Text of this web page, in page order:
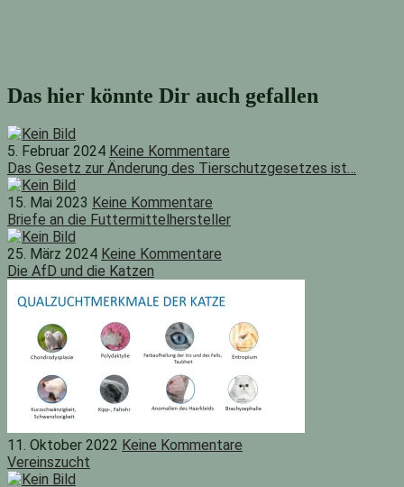
Das hier könnte Dir auch gefallen
5. Februar 2024 Keine Kommentare
Das Gesetz zur Änderung des Tierschutzgesetzes ist…
15. Mai 2023 Keine Kommentare
Briefe an die Futtermittelhersteller
25. März 2024 Keine Kommentare
Die AfD und die Katzen
11. Oktober 2022 Keine Kommentare
Vereinszucht